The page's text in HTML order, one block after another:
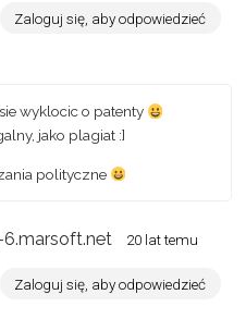
Zaloguj się, aby odpowiedzieć
wyklocic o patenty
jako plagiat :]
polityczne
20 lat temu
Zaloguj się, aby odpowiedzieć